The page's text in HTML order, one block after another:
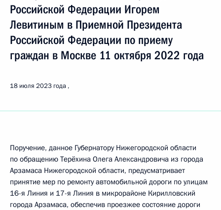
Российской Федерации Игорем
Левитиным в Приемной Президента
Российской Федерации по приему
граждан в Москве 11 октября 2022 года
18 июля 2023 года
Поручение, данное Губернатору Нижегородской области
по обращению Терёхина Олега Александровича из города
Арзамаса Нижегородской области, предусматривает
принятие мер по ремонту автомобильной дороги по улицам
16-я Линия и 17-я Линия в микрорайоне Кирилловский
города Арзамаса, обеспечив проезжее состояние дороги